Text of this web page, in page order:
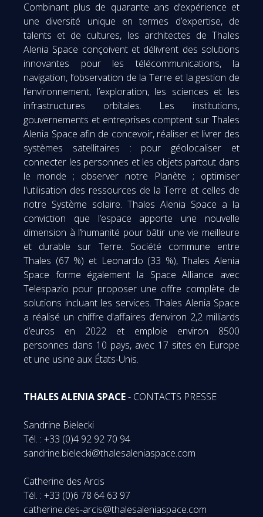
Combinant plus de quarante ans d’expérience et
une diversité unique en termes d’expertise, de
talents et de cultures, les architectes de Thales
Alenia Space conçoivent et délivrent des solutions
innovantes pour les télécommunications, la
navigation, l’observation de la Terre et la gestion de
l’environnement, l’exploration, les sciences et les
infrastructures orbitales. Les institutions,
gouvernements et entreprises comptent sur Thales
Alenia Space afin de concevoir, réaliser et livrer des
systèmes satellitaires : pour géolocaliser et
connecter les personnes et les objets partout dans
le monde ; observer notre Planète ; optimiser
l'utilisation des ressources de la Terre et celles de
notre Système solaire. Thales Alenia Space a la
conviction que l’espace apporte une nouvelle
dimension à l’humanité pour bâtir une vie meilleure
et durable sur Terre. Société commune entre
Thales (67 %) et Leonardo (33 %), Thales Alenia
Space forme également la Space Alliance avec
Telespazio pour proposer une offre complète de
solutions incluant les services. Thales Alenia Space
a réalisé un chiffre d'affaires d’environ 2,2 milliards
d’euros en 2022 et emploie environ 8500
personnes dans 10 pays, avec 17 sites en Europe
et une usine aux États-Unis.
THALES ALENIA SPACE- CONTACTS PRESSE
Sandrine Bielecki
Tél. : +33 (0)4 92 92 70 94
sandrine.bielecki@thalesaleniaspace.com
Catherine des Arcis
Tél. : +33 (0)6 78 64 63 97
catherine.des-arcis@thalesaleniaspace.com